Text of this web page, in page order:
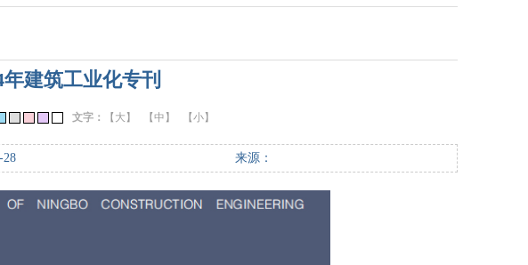
年建筑工业化专刊
文字： 【大】 【中】 【小】
28 来源：